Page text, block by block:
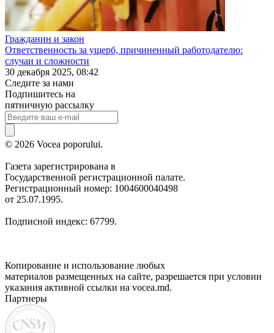
Гражданин и закон
Ответственность за ущерб, причиненный работодателю:
случаи и сложности
30 декабря 2025, 08:42
Следите за нами
Подпишитесь на
пятничную рассылку
© 2026 Vocea poporului.
Газета зарегистрирована в
Государственной регистрационной палате.
Регистрационный номер: 1004600040498
от 25.07.1995.
Подписной индекс: 67799.
Копирование и использование любых
материалов размещенных на сайте, разрешается при условии
указания активной ссылки на vocea.md.
Партнеры